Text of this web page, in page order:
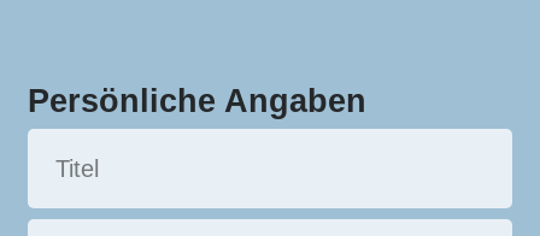
Important
Persönliche Angaben